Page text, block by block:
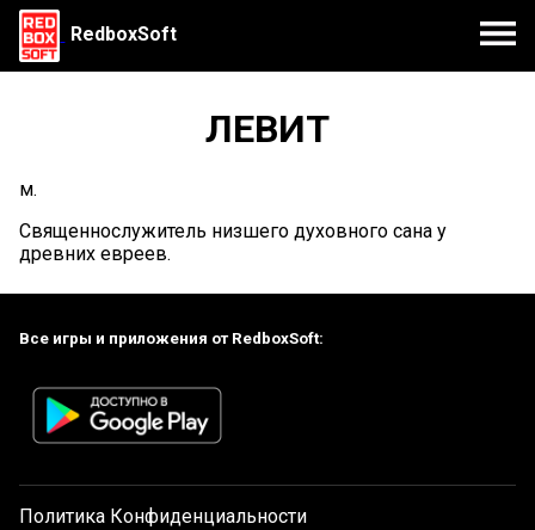
RedboxSoft
ЛЕВИТ
м.
Священнослужитель низшего духовного сана у
древних евреев.
Все игры и приложения от RedboxSoft:
Политика Конфиденциальности